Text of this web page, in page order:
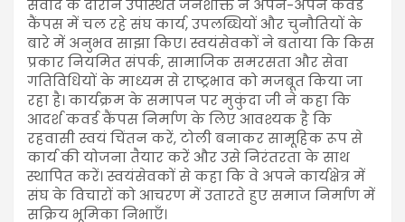
संवाद के दौरान उपस्थित जनशक्ति ने अपने-अपने कवर्ड
कैंपस में चल रहे संघ कार्य, उपलब्धियों और चुनौतियों के
बारे में अनुभव साझा किए। स्वयंसेवकों ने बताया कि किस
प्रकार नियमित संपर्क, सामाजिक समरसता और सेवा
गतिविधियों के माध्यम से राष्ट्रभाव को मजबूत किया जा
रहा है। कार्यक्रम के समापन पर मुकुंदा जी ने कहा कि
आदर्श कवर्ड कैंपस निर्माण के लिए आवश्यक है कि
रहवासी स्वयं चिंतन करें, टोली बनाकर सामूहिक रूप से
कार्य की योजना तैयार करें और उसे निरंतरता के साथ
स्थापित करें। स्वयंसेवकों से कहा कि वे अपने कार्यक्षेत्र में
संघ के विचारों को आचरण में उतारते हुए समाज निर्माण में
सक्रिय भूमिका निभाएँ।